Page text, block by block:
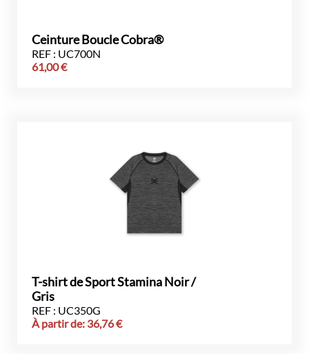
Ceinture Boucle Cobra®
REF : UC700N
61,00€
T-shirt de Sport Stamina Noir /
Gris
REF : UC350G
À partir de: 36,76€